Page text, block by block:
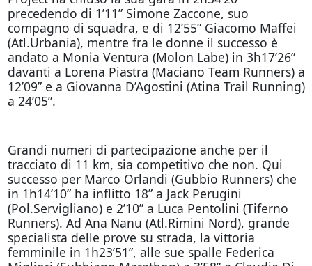
precedendo di 1’11” Simone Zaccone, suo
compagno di squadra, e di 12’55” Giacomo Maffei
(Atl.Urbania), mentre fra le donne il successo è
andato a Monia Ventura (Molon Labe) in 3h17’26”
davanti a Lorena Piastra (Maciano Team Runners) a
12’09” e a Giovanna D’Agostini (Atina Trail Running)
a 24’05”.
Grandi numeri di partecipazione anche per il
tracciato di 11 km, sia competitivo che non. Qui
successo per Marco Orlandi (Gubbio Runners) che
in 1h14’10” ha inflitto 18” a Jack Perugini
(Pol.Servigliano) e 2’10” a Luca Pentolini (Tiferno
Runners). Ad Ana Nanu (Atl.Rimini Nord), grande
specialista delle prove su strada, la vittoria
femminile in 1h23’51”, alle sue spalle Federica